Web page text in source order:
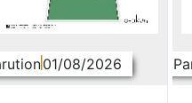
01/08/2026